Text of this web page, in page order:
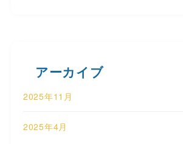
アーカイブ
2025年11月
2025年4月